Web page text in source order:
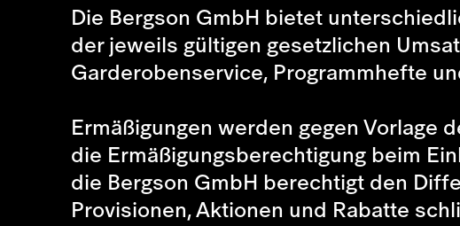
Die Bergson GmbH bietet
der jeweils gültigen gesetzlichen
Garderobenservice, Programmhefte
Ermäßigungen werden gegen Vorlage
die Ermäßigungsberechtigung beim
die Bergson GmbH berechtigt den
Provisionen, Aktionen und Rabatte